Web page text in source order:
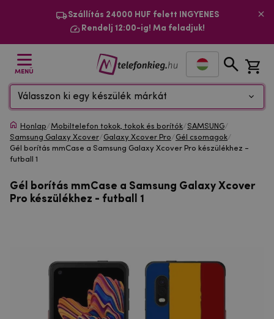
Szállítás 24000 HUF felett INGYENES
Rendelj 12:00-ig! Ma feladjuk!
MENÜ
Válasszon ki egy készülék márkát
Honlap/Mobiltelefon tokok, tokok és borítók/SAMSUNG/
Samsung Galaxy Xcover/Galaxy Xcover Pro/Gél csomagok/
Gél borítás mmCase a Samsung Galaxy Xcover Pro készülékhez -
futball 1
Gél borítás mmCase a Samsung Galaxy Xcover
Pro készülékhez - futball 1